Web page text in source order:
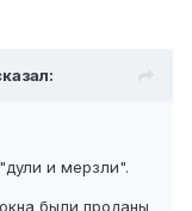
и мерзли".
были проданы